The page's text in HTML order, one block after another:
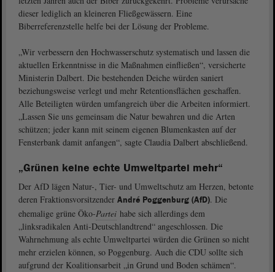
dieser lediglich an kleineren Fließgewässern. Eine
Biberreferenzstelle helfe bei der Lösung der Probleme.
„Wir verbessern den Hochwasserschutz systematisch und lassen die
aktuellen Erkenntnisse in die Maßnahmen einfließen“, versicherte
Ministerin Dalbert. Die bestehenden Deiche würden saniert
beziehungsweise verlegt und mehr Retentionsflächen geschaffen.
Alle Beteiligten würden umfangreich über die Arbeiten informiert.
„Lassen Sie uns gemeinsam die Natur bewahren und die Arten
schützen; jeder kann mit seinem eigenen Blumenkasten auf der
Fensterbank damit anfangen“, sagte Claudia Dalbert abschließend.
„Grünen keine echte Umweltpartei mehr“
Der AfD lägen Natur-, Tier- und Umweltschutz am Herzen, betonte
deren Fraktionsvorsitzender André Poggenburg (AfD). Die
ehemalige grüne Öko-Partei habe sich allerdings dem
„linksradikalen Anti-Deutschlandtrend“ angeschlossen. Die
Wahrnehmung als echte Umweltpartei würden die Grünen so nicht
mehr erzielen können, so Poggenburg. Auch die CDU sollte sich
aufgrund der Koalitionsarbeit „in Grund und Boden schämen“.